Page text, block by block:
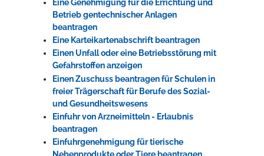
Eine Genehmigung für die Errichtung und
Betrieb gentechnischer Anlagen
beantragen
Eine Karteikartenabschrift beantragen
Einen Unfall oder eine Betriebsstörung mit
Gefahrstoffen anzeigen
Einen Zuschuss beantragen für Schulen in
freier Trägerschaft für Berufe des Sozial-
und Gesundheitswesens
Einfuhr von Arzneimitteln - Erlaubnis
beantragen
Einfuhrgenehmigung für tierische